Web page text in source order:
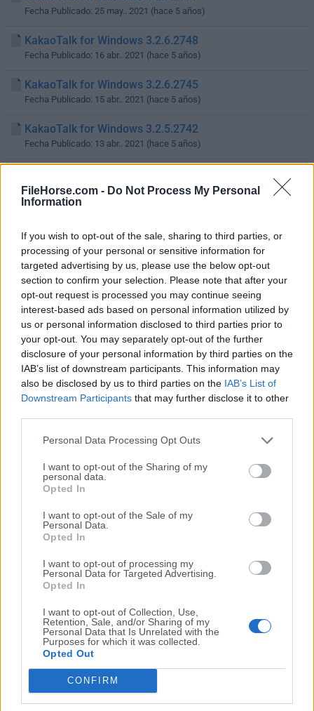
FileHorse.com - Do Not Process My Personal
Information
If you wish to opt-out of the sale, sharing to third parties, or
processing of your personal or sensitive information for
targeted advertising by us, please use the below opt-out
section to confirm your selection. Please note that after your
opt-out request is processed you may continue seeing
interest-based ads based on personal information utilized by
us or personal information disclosed to third parties prior to
your opt-out. You may separately opt-out of the further
disclosure of your personal information by third parties on the
IAB’s list of downstream participants. This information may
also be disclosed by us to third parties on the IAB’s List of
Downstream Participants that may further disclose it to other
Personal Data Processing Opt Outs
I want to opt-out of the Sharing of my
personal data.
Opted In
I want to opt-out of the Sale of my
Personal Data.
Opted In
I want to opt-out of processing my
Personal Data for Targeted Advertising.
Opted In
I want to opt-out of Collection, Use,
Retention, Sale, and/or Sharing of my
Personal Data that Is Unrelated with the
Purposes for which it was collected.
Opted Out
CONFIRM
Fecha Publicado: 25 may.. 2021 (hace 5 años)
KakaoTalk for Windows 3.2.6.2748
Fecha Publicado: 16 abr.. 2021 (hace 5 años)
KakaoTalk for Windows 3.2.6.2745
Fecha Publicado: 15 abr.. 2021 (hace 5 años)
KakaoTalk for Windows 3.2.5.2742
Fecha Publicado: 13 abr.. 2021 (hace 5 años)
Fecha Publicado: 10 mar.. 2021 (hace 5 años)
Fecha Publicado: 09 mar.. 2021 (hace 5 años)
KakaoTalk for Windows 3.2.3.2698
Fecha Publicado: 08 feb.. 2021 (hace 6 años)
KakaoTalk for Windows 3.2.2.2694
Fecha Publicado: 27 ene.. 2021 (hace 6 años)
KakaoTalk for Windows 3.2.2.2692
Fecha Publicado: 26 ene.. 2021 (hace 6 años)
KakaoTalk for Windows 3.2.1.2664
KakaoTalk for Windows 3.2.1.2662
KakaoTalk for Windows 3.2.0.2657
Fecha Publicado: 15 dic.. 2020 (hace 6 años)
KakaoTalk for Windows 3.1.9.2626
Fecha Publicado: 12 nov.. 2020 (hace 6 años)
KakaoTalk for Windows 3.1.9.2623
Fecha Publicado: 10 nov.. 2020 (hace 6 años)
1 ... 4 5 6